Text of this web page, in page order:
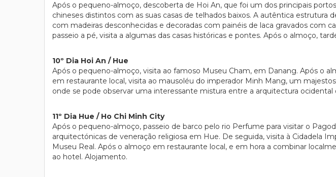
Após o pequeno-almoço, descoberta de Hoi An, que foi um dos principais
chineses distintos com as suas casas de telhados baixos. A autêntica
com madeiras desconhecidas e decoradas com painéis de laca gravados com
passeio a pé, visita a algumas das casas históricas e pontes. Após o almoço,
10º Dia Hoi An / Hue
Após o pequeno-almoço, visita ao famoso Museu Cham, em Danang. Após o
em restaurante local, visita ao mausoléu do imperador Minh Mang, um
onde se pode observar uma interessante mistura entre a arquitectura ocidental
11º Dia Hue / Ho Chi Minh City
Após o pequeno-almoço, passeio de barco pelo rio Perfume para visitar o
arquitectónicas de veneração religiosa em Hue. De seguida, visita à Cidadela
Museu Real. Após o almoço em restaurante local, e em hora a combinar
ao hotel. Alojamento.